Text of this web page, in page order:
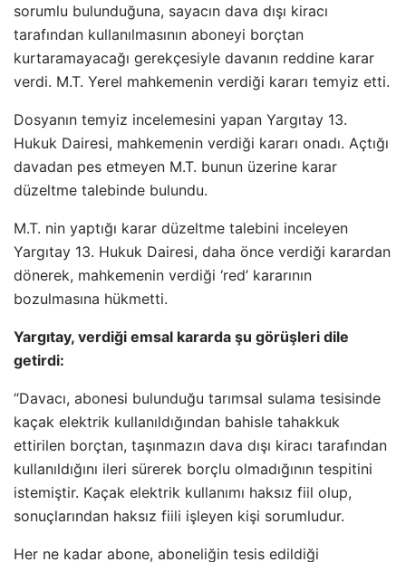
sorumlu bulunduğuna, sayacın dava dışı kiracı
tarafından kullanılmasının aboneyi borçtan
kurtaramayacağı gerekçesiyle davanın reddine karar
verdi. M.T. Yerel mahkemenin verdiği kararı temyiz etti.
Dosyanın temyiz incelemesini yapan Yargıtay 13.
Hukuk Dairesi, mahkemenin verdiği kararı onadı. Açtığı
davadan pes etmeyen M.T. bunun üzerine karar
düzeltme talebinde bulundu.
M.T. nin yaptığı karar düzeltme talebini inceleyen
Yargıtay 13. Hukuk Dairesi, daha önce verdiği karardan
dönerek, mahkemenin verdiği ‘red’ kararının
bozulmasına hükmetti.
Yargıtay, verdiği emsal kararda şu görüşleri dile
getirdi:
“Davacı, abonesi bulunduğu tarımsal sulama tesisinde
kaçak elektrik kullanıldığından bahisle tahakkuk
ettirilen borçtan, taşınmazın dava dışı kiracı tarafından
kullanıldığını ileri sürerek borçlu olmadığının tespitini
istemiştir. Kaçak elektrik kullanımı haksız fiil olup,
sonuçlarından haksız fiili işleyen kişi sorumludur.
Her ne kadar abone, aboneliğin tesis edildiği